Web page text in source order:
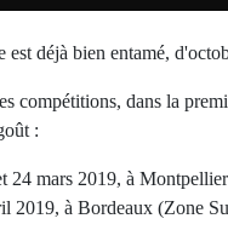
est déjà bien entamé,
compétitions, dans la
:
24 mars 2019, à
2019, à Bordeaux (Zone